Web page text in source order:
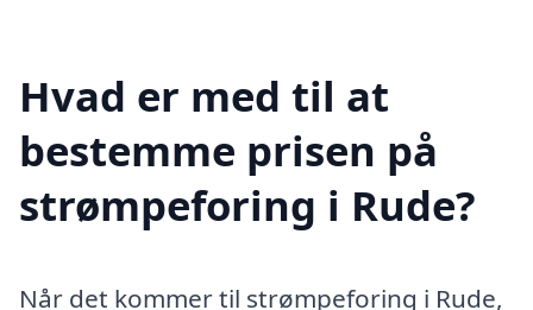
Hvad er med til at
bestemme prisen på
strømpeforing i Rude?
Når det kommer til strømpeforing i Rude,